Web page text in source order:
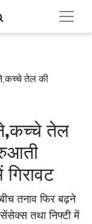
तेल की
तेल
गिरावट
तनाव फिर बढ़ने
तथा निफ्टी में